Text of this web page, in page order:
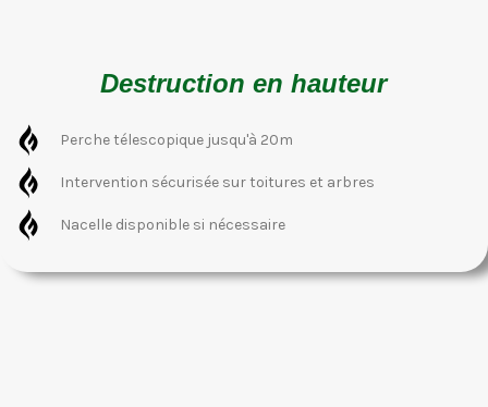
Destruction en hauteur
Perche télescopique jusqu'à 20m
Intervention sécurisée sur toitures et arbres
Nacelle disponible si nécessaire